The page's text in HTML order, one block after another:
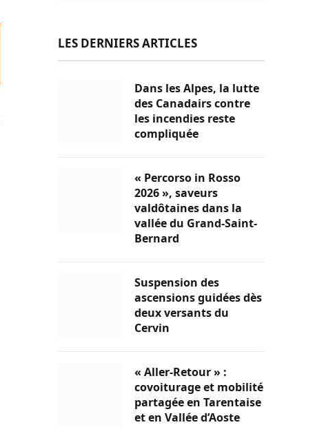
LES DERNIERS ARTICLES
Dans les Alpes, la lutte
des Canadairs contre
les incendies reste
compliquée
« Percorso in Rosso
2026 », saveurs
valdôtaines dans la
vallée du Grand-Saint-
Bernard
Suspension des
ascensions guidées dès
deux versants du
Cervin
« Aller-Retour » :
covoiturage et mobilité
partagée en Tarentaise
et en Vallée d’Aoste